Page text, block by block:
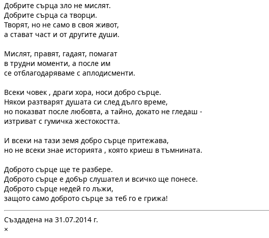
Добрите сърца зло не мислят.
Добрите сърца са творци.
Творят, но не само в своя живот,
а стават част и от другите души.
Мислят, правят, гадаят, помагат
в трудни моменти, а после им
се отблагодаряваме с аплодисменти.
Всеки човек , драги хора, носи добро сърце.
Някои разтварят душата си след дълго време,
но показват после любовта, а тайно, докато не гледаш -
изтриват с гумичка жестокостта.
И всеки на тази земя добро сърце притежава,
но не всеки знае историята , която криеш в тъмнината.
Доброто сърце ще те разбере.
Доброто сърце е добър слушател и всичко ще понесе.
Доброто сърце недей го лъжи,
защото само доброто сърце за теб го е грижа!
Създадена на 31.07.2014 г.
×